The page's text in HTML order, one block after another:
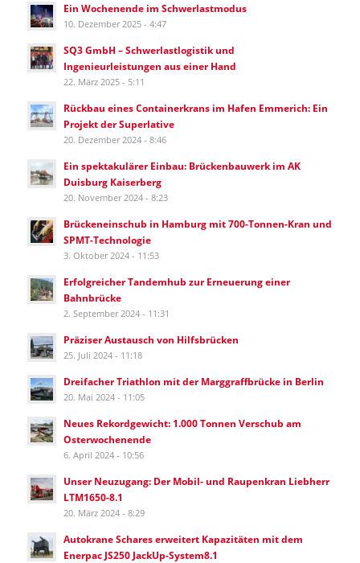
Ein Wochenende im Schwerlastmodus
10. Dezember 2025 - 4:47
SQ3 GmbH – Schwerlastlogistik und
Ingenieurleistungen aus einer Hand
22. März 2025 - 5:11
Rückbau eines Containerkrans im Hafen Emmerich: Ein
Projekt der Superlative
20. Dezember 2024 - 8:46
Ein spektakulärer Einbau: Brückenbauwerk im AK
Duisburg Kaiserberg
20. November 2024 - 8:23
Brückeneinschub in Hamburg mit 700-Tonnen-Kran und
SPMT-Technologie
3. Oktober 2024 - 11:53
Erfolgreicher Tandemhub zur Erneuerung einer
Bahnbrücke
2. September 2024 - 11:31
Präziser Austausch von Hilfsbrücken
25. Juli 2024 - 11:18
Dreifacher Triathlon mit der Marggraffbrücke in Berlin
20. Mai 2024 - 11:05
Neues Rekordgewicht: 1.000 Tonnen Verschub am
Osterwochenende
6. April 2024 - 10:56
Unser Neuzugang: Der Mobil- und Raupenkran Liebherr
LTM1650-8.1
20. März 2024 - 8:29
Autokrane Schares erweitert Kapazitäten mit dem
Enerpac JS250 JackUp-System8.1